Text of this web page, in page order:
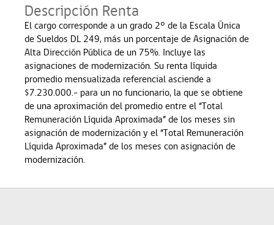
Descripción Renta
El cargo corresponde a un grado 2° de la Escala Única
de Sueldos DL 249, más un porcentaje de Asignación de
Alta Dirección Pública de un 75%. Incluye las
asignaciones de modernización. Su renta líquida
promedio mensualizada referencial asciende a
$7.230.000.- para un no funcionario, la que se obtiene
de una aproximación del promedio entre el “Total
Remuneración Líquida Aproximada” de los meses sin
asignación de modernización y el “Total Remuneración
Líquida Aproximada” de los meses con asignación de
modernización.